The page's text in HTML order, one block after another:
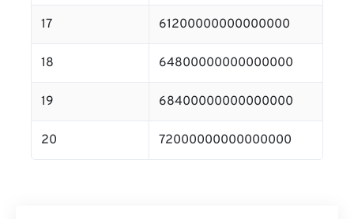
17 61200000000000000
18 64800000000000000
19 68400000000000000
20 72000000000000000